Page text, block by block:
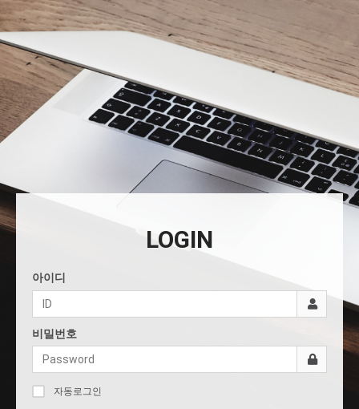
LOGIN
아이디
비밀번호
자동로그인